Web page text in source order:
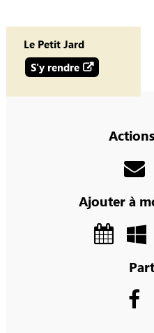
Le Petit Jard
S'y rendre
Ajouter à